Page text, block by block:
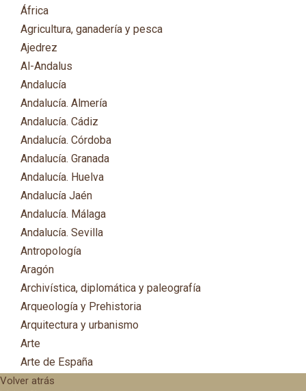
África
Agricultura, ganadería y pesca
Ajedrez
Al-Andalus
Andalucía
Andalucía. Almería
Andalucía. Cádiz
Andalucía. Córdoba
Andalucía. Granada
Andalucía. Huelva
Andalucía Jaén
Andalucía. Málaga
Andalucía. Sevilla
Antropología
Aragón
Archivística, diplomática y paleografía
Arqueología y Prehistoria
Arquitectura y urbanismo
Arte
Arte de España
Asia
Volver atrás